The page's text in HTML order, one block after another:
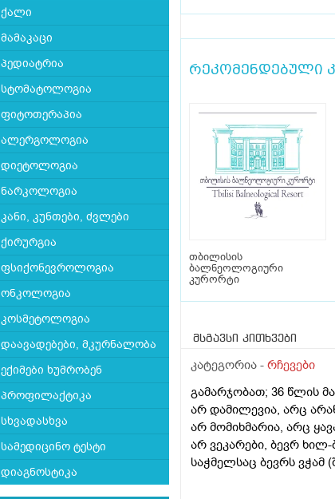
ქალი
მამაკაცი
პედიატრია
სტომატოლოგია
ფიტოთერაპია
ალერგოლოგია
დიეტოლოგია
ნარკოლოგია
კანი, კუნთები, ძვლები
ქირურგია
ფსიქონევროლოგია
ონკოლოგია
კოსმეტოლოგია
დაავადებები, მკურნალობა
ექიმები ხუმრობენ
პროფილაქტიკა
სხვადასხვა
სამედიცინო ტესტი
დიაგნოსტიკა
რეკომენდებული
თბილისის
ბალნეოლოგიური
კურორტი
მსგავსი კითხვები
კატეგორია - რჩევები
გამარჯობათ; 36 წლის
არ დამილევია, არც
არ მომიხმარია, არც
არ ვეკარები, ბევრ ხილ-
საჭმელსაც ბევრს ვჭამ